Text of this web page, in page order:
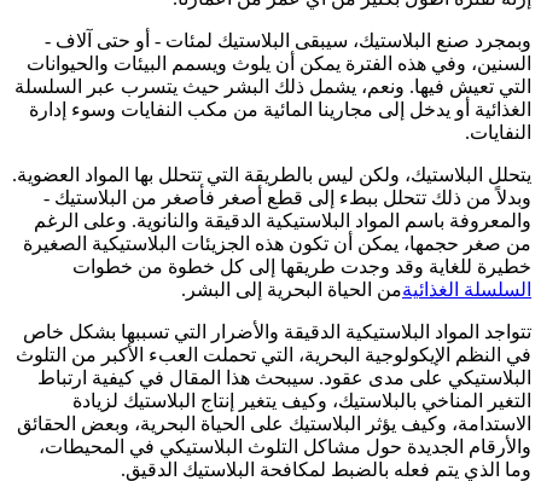
وبمجرد صنع البلاستيك، سيبقى البلاستيك لمئات - أو حتى آلاف -
السنين، وفي هذه الفترة يمكن أن يلوث ويسمم البيئات والحيوانات
التي تعيش فيها. ونعم، يشمل ذلك البشر حيث يتسرب عبر السلسلة
الغذائية أو يدخل إلى مجارينا المائية من مكب النفايات وسوء إدارة
النفايات.
يتحلل البلاستيك، ولكن ليس بالطريقة التي تتحلل بها المواد العضوية.
وبدلاً من ذلك تتحلل ببطء إلى قطع أصغر فأصغر من البلاستيك -
والمعروفة باسم المواد البلاستيكية الدقيقة والنانوية. وعلى الرغم
من صغر حجمها، يمكن أن تكون هذه الجزيئات البلاستيكية الصغيرة
خطيرة للغاية وقد وجدت طريقها إلى كل خطوة من خطوات
السلسلة الغذائيةمن الحياة البحرية إلى البشر.
تتواجد المواد البلاستيكية الدقيقة والأضرار التي تسببها بشكل خاص
في النظم الإيكولوجية البحرية، التي تحملت العبء الأكبر من التلوث
البلاستيكي على مدى عقود. سيبحث هذا المقال في كيفية ارتباط
التغير المناخي بالبلاستيك، وكيف يتغير إنتاج البلاستيك لزيادة
الاستدامة، وكيف يؤثر البلاستيك على الحياة البحرية، وبعض الحقائق
والأرقام الجديدة حول مشاكل التلوث البلاستيكي في المحيطات،
وما الذي يتم فعله بالضبط لمكافحة البلاستيك الدقيق.